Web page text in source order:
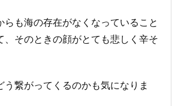
も海の存在がなくなっていること
、そのときの顔がとても悲しく辛そ
繋がってくるのかも気になりま